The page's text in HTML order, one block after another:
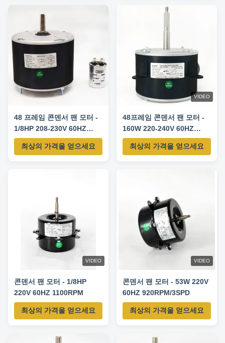
48 프레임 콘덴서 팬 모터 -
1/8HP 208-230V 60HZ
825RPM-5KCP39DFS773S
교체 모터
최상의 가격을 얻으세요
VIDEO
48프레임 콘덴서 팬 모터 -
160W 220-240V 60HZ
1000RPM
최상의 가격을 얻으세요
VIDEO
콘덴서 팬 모터 - 1/8HP
220V 60HZ 1100RPM
최상의 가격을 얻으세요
VIDEO
콘덴서 팬 모터 - 53W 220V
60HZ 920RPM/3SPD
최상의 가격을 얻으세요